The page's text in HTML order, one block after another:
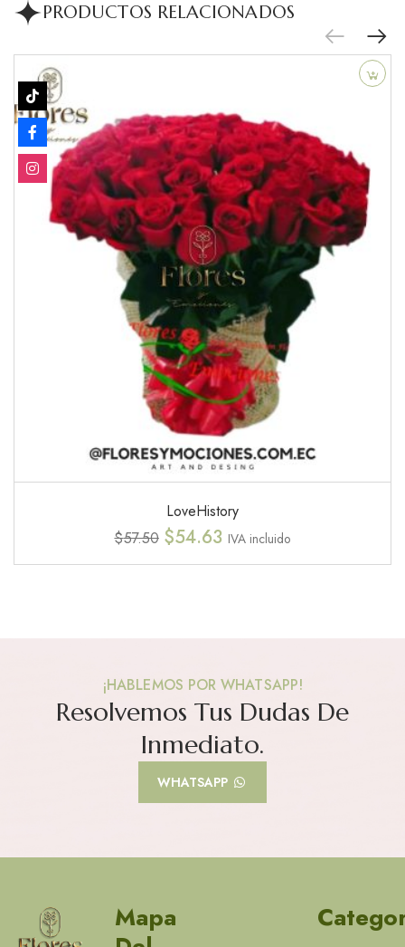
PRODUCTOS RELACIONADOS
LoveHistory
$57.50 $54.63 IVA incluido
¡HABLEMOS POR WHATSAPP!
Resolvemos Tus Dudas De
Inmediato.
WHATSAPP
Mapa